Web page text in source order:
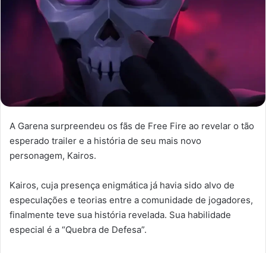
A Garena surpreendeu os fãs de Free Fire ao revelar o tão
esperado trailer e a história de seu mais novo
personagem, Kairos.
Kairos, cuja presença enigmática já havia sido alvo de
especulações e teorias entre a comunidade de jogadores,
finalmente teve sua história revelada. Sua habilidade
especial é a “Quebra de Defesa”.